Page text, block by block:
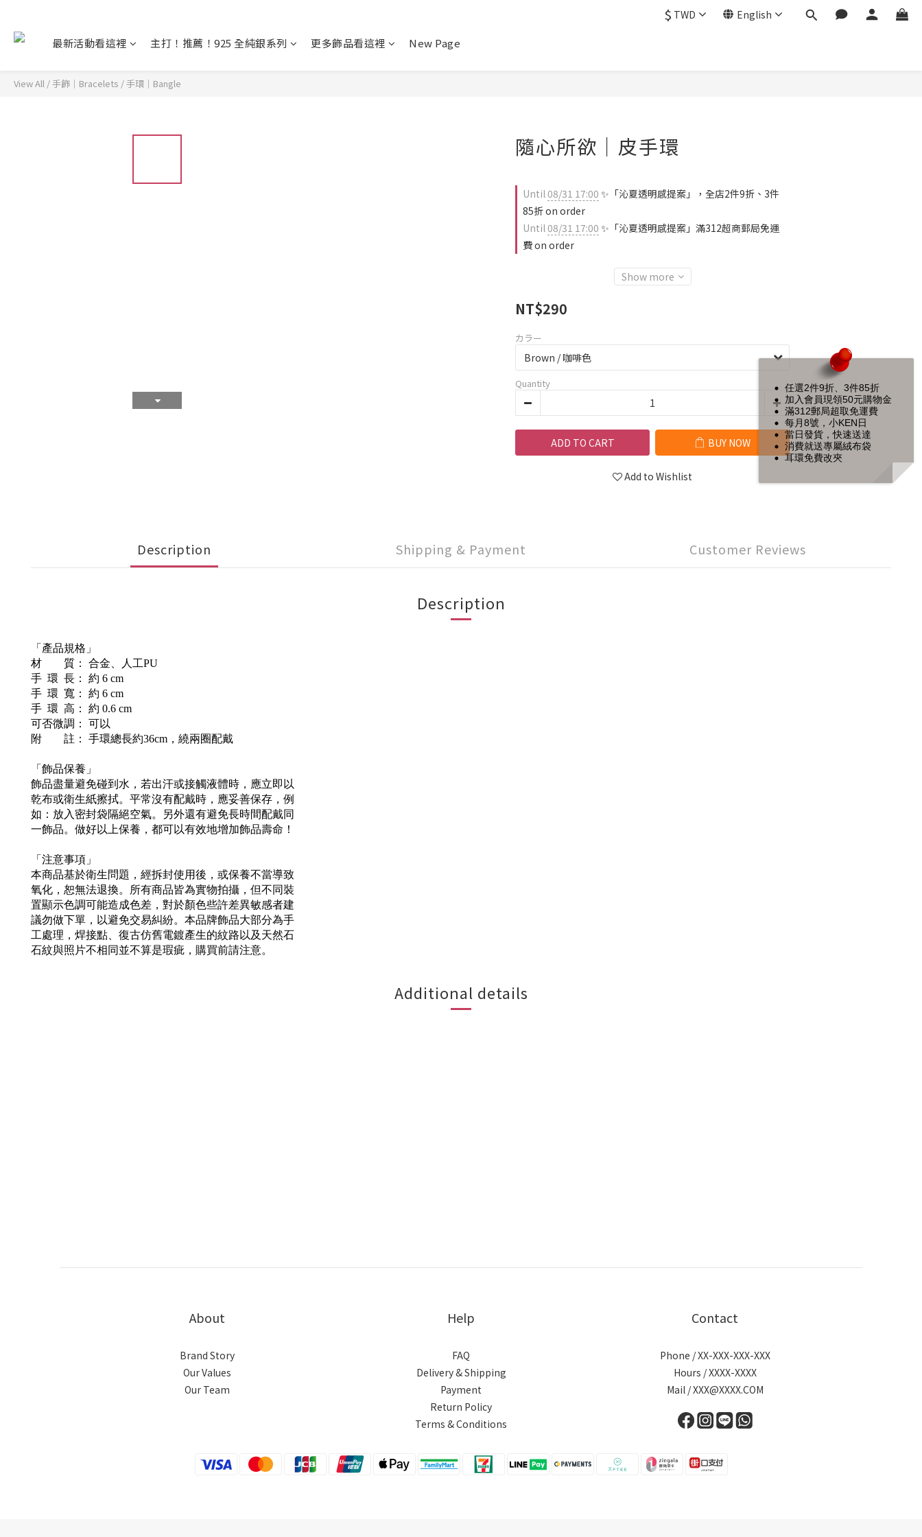
$ TWD English
最新活動看這裡 主打！推薦！925 全純銀系列 更多飾品看這裡 New Page
View All /手飾｜Bracelets /手環｜Bangle
隨心所欲｜皮手環
Until08/31 17:00 ✨「沁夏透明感提案」，全店2件9折、3件
85折 on order
Until08/31 17:00 ✨「沁夏透明感提案」滿312超商郵局免運
費 on order
Show more
NT$290
カラー
Quantity
ADD TO CART BUY NOW
Add to Wishlist
Description Shipping & Payment Customer Reviews
Description
「產品規格」
材 質： 合金、人工PU
手 環 長： 約 6 cm
手 環 寬： 約 6 cm
手 環 高： 約 0.6 cm
可否微調： 可以
附 註： 手環總長約36cm，繞兩圈配戴
「飾品保養」
飾品盡量避免碰到水，若出汗或接觸液體時，應立即以
乾布或衛生紙擦拭。平常沒有配戴時，應妥善保存，例
如：放入密封袋隔絕空氣。另外還有避免長時間配戴同
一飾品。做好以上保養，都可以有效地增加飾品壽命！
「注意事項」
本商品基於衛生問題，經拆封使用後，或保養不當導致
氧化，恕無法退換。所有商品皆為實物拍攝，但不同裝
置顯示色調可能造成色差，對於顏色些許差異敏感者建
議勿做下單，以避免交易糾紛。本品牌飾品大部分為手
工處理，焊接點、復古仿舊電鍍產生的紋路以及天然石
石紋與照片不相同並不算是瑕疵，購買前請注意。
Additional details
About
Brand Story
Our Values
Our Team
Help
FAQ
Delivery & Shipping
Payment
Return Policy
Terms & Conditions
Contact
Phone / XX-XXX-XXX-XXX
Hours / XXXX-XXXX
Mail / XXX@XXXX.COM
任選2件9折、3件85折
加入會員現領50元購物金
滿312郵局超取免運費
每月8號，小KEN日
當日發貨，快速送達
消費就送專屬絨布袋
耳環免費改夾